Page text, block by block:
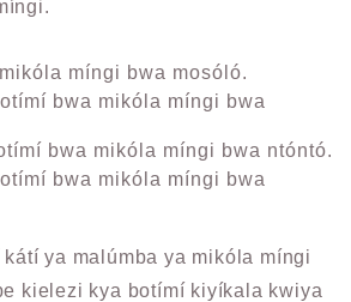
míngi bwa mosóló.
bwa mikóla míngi bwa
bwa mikóla míngi bwa ntóntó.
bwa mikóla míngi bwa
ya malúmba ya mikóla míngi
kielezi kya botímí kiyíkala kwiya